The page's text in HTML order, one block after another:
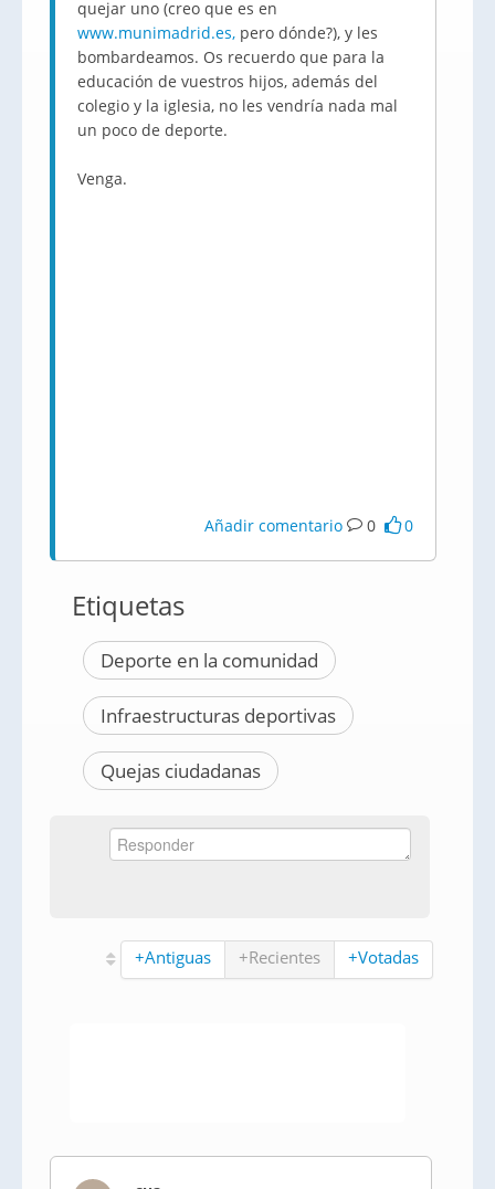
quejar uno (creo que es en
www.munimadrid.es, pero dónde?), y les
bombardeamos. Os recuerdo que para la
educación de vuestros hijos, además del
colegio y la iglesia, no les vendría nada mal
un poco de deporte.
Venga.
Añadir comentario 0 0
Etiquetas
Deporte en la comunidad
Infraestructuras deportivas
Quejas ciudadanas
+Antiguas +Recientes +Votadas